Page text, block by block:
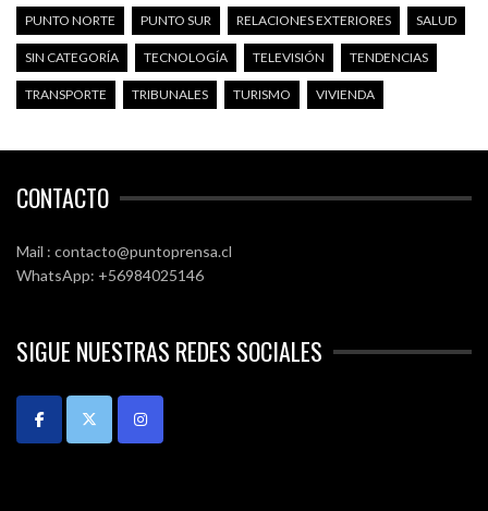
PUNTO NORTE PUNTO SUR RELACIONES EXTERIORES SALUD
SIN CATEGORÍA TECNOLOGÍA TELEVISIÓN TENDENCIAS
TRANSPORTE TRIBUNALES TURISMO VIVIENDA
CONTACTO
Mail : contacto@puntoprensa.cl
WhatsApp: +56984025146
SIGUE NUESTRAS REDES SOCIALES